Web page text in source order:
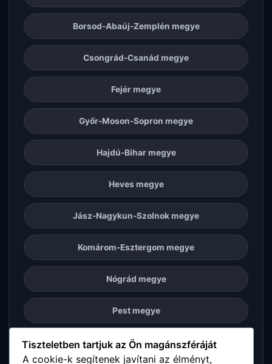
Borsod-Abaúj-Zemplén megye
Csongrád-Csanád megye
Fejér megye
Győr-Moson-Sopron megye
Hajdú-Bihar megye
Heves megye
Jász-Nagykun-Szolnok megye
Komárom-Esztergom megye
Nógrád megye
Pest megye
Somogy megye
Tiszteletben tartjuk az Ön magánszféráját
A cookie-k segítenek javítani az élményt,